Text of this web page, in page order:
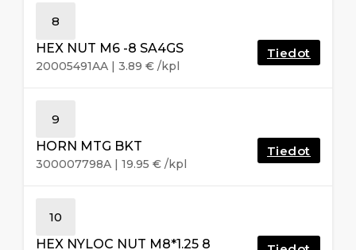
8
HEX NUT M6 -8 SA4GS
20005491AA | 3.89 € /kpl
Tiedot
9
HORN MTG BKT
300007798A | 19.95 € /kpl
Tiedot
10
HEX NYLOC NUT M8*1.25 8